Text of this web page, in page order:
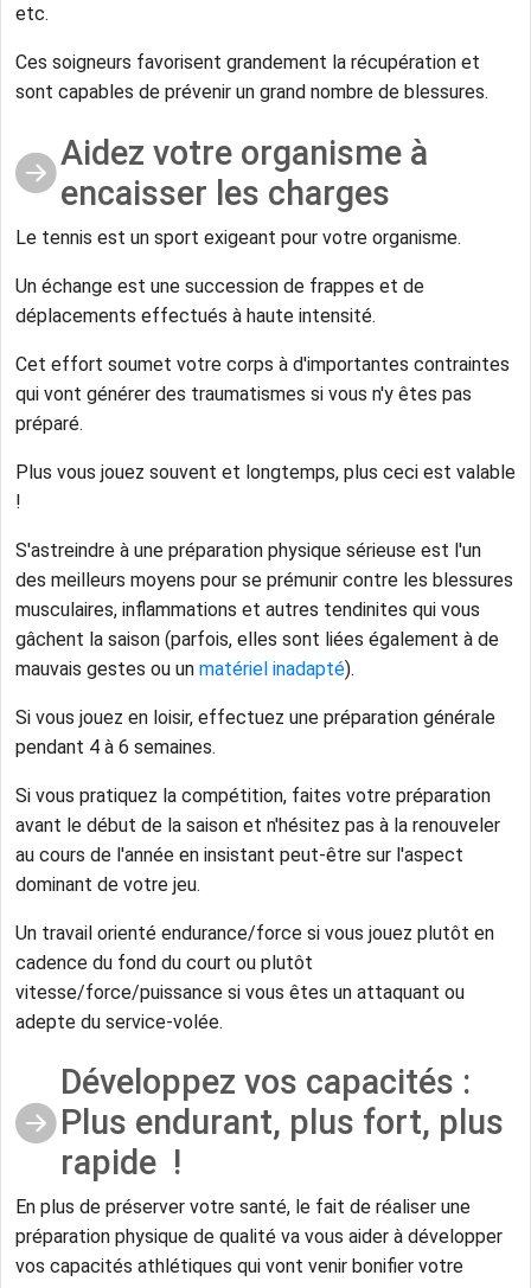
etc.
Ces soigneurs favorisent grandement la récupération et
sont capables de prévenir un grand nombre de blessures.
Aidez votre organisme à
encaisser les charges
Le tennis est un sport exigeant pour votre organisme.
Un échange est une succession de frappes et de
déplacements effectués à haute intensité.
Cet effort soumet votre corps à d'importantes contraintes
qui vont générer des traumatismes si vous n'y êtes pas
préparé.
Plus vous jouez souvent et longtemps, plus ceci est valable
!
S'astreindre à une préparation physique sérieuse est l'un
des meilleurs moyens pour se prémunir contre les blessures
musculaires, inflammations et autres tendinites qui vous
gâchent la saison (parfois, elles sont liées également à de
mauvais gestes ou un matériel inadapté).
Si vous jouez en loisir, effectuez une préparation générale
pendant 4 à 6 semaines.
Si vous pratiquez la compétition, faites votre préparation
avant le début de la saison et n'hésitez pas à la renouveler
au cours de l'année en insistant peut-être sur l'aspect
dominant de votre jeu.
Un travail orienté endurance/force si vous jouez plutôt en
cadence du fond du court ou plutôt
vitesse/force/puissance si vous êtes un attaquant ou
adepte du service-volée.
Développez vos capacités :
Plus endurant, plus fort, plus
rapide !
En plus de préserver votre santé, le fait de réaliser une
préparation physique de qualité va vous aider à développer
vos capacités athlétiques qui vont venir bonifier votre